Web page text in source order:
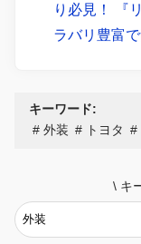
り必見！ 『
ラバリ豊富
キーワード:
外装
トヨタ
\ キ